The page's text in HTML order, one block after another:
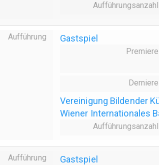
Aufführungsanzahl
Aufführung Gastspiel
Premiere
Derniere
Vereinigung Bildender
Wiener Internationales
Aufführungsanzahl
Aufführung Gastspiel